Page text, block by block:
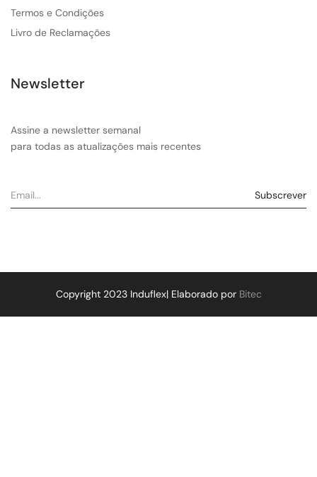
Termos e Condições
Livro de Reclamações
Newsletter
Assine a newsletter semanal
para todas as atualizações mais recentes
Copyright 2023 Induflex| Elaborado por Bitec